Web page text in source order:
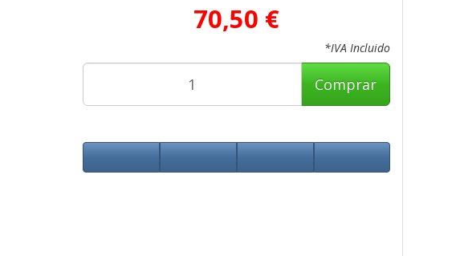
70,50 €
*IVA Incluido
Comprar